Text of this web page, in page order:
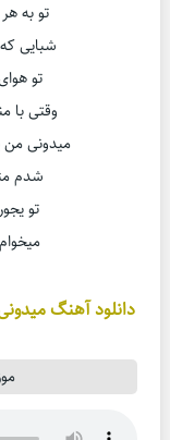
تو به
شبایی
تو
وقتی با
میدونی من
شدم
تو
دانلود آهنگ